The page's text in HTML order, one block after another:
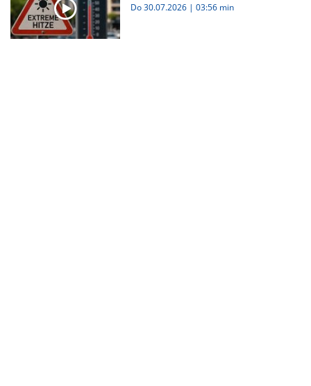
Do 30.07.2026 | 03:56 min